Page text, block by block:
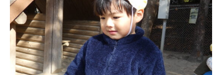
教育と保育
美⽊多幼稚園の理想
園の1⽇
年間⾏事